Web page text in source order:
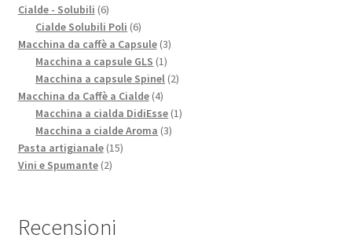
Cialde - Solubili 66
prodotti
Cialde Solubili Poli 66
prodotti
Macchina da caffè a Capsule 33
Macchina a capsule GLS 11
prodotto
Macchina a capsule Spinel 22
Macchina da Caffè a Cialde 44
prodotti
Macchina a cialda DidiEsse 11
Macchina a cialde Aroma 33
Pasta artigianale 1515
Vini e Spumante 22
Recensioni